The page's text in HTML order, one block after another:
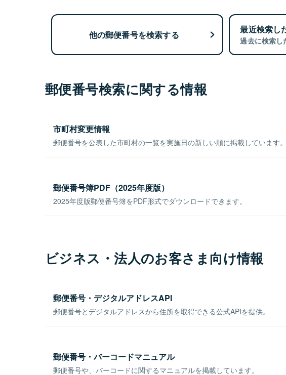
他の郵便番号を検索する 最近検索し
過去に検索し
郵便番号検索に関する情報
市町村変更情報
郵便番号を公表した市町村の一覧を実施日の新しい順に掲載しています。
郵便番号簿PDF（2025年度版）
2025年度版郵便番号簿をPDF形式でダウンロードできます。
ビジネス・法人のお客さま向け情報
郵便番号・デジタルアドレスAPI
郵便番号とデジタルアドレスから住所を取得できる公式APIを提供。
郵便番号・バーコードマニュアル
郵便番号や、バーコードに関するマニュアルを掲載しています。